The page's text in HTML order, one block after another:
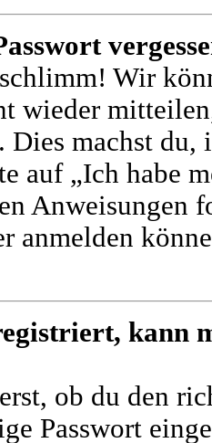
Wir
wieder
Dies machst du,
auf „Ich habe
Anweisungen
anmelden
kann
ob du den
Passwort